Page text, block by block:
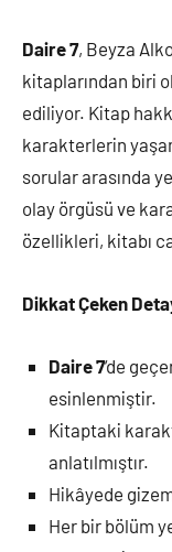
Daire 7, Beyza
kitaplarından biri
ediliyor. Kitap
karakterlerin
sorular arasında
olay örgüsü ve
özellikleri, kitabı
Dikkat Çeken
Daire 7‘de
esinlenmiştir.
Kitaptaki
anlatılmıştır.
Hikâyede
Her bir bölüm